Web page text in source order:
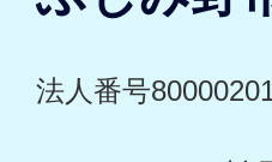
法人番号